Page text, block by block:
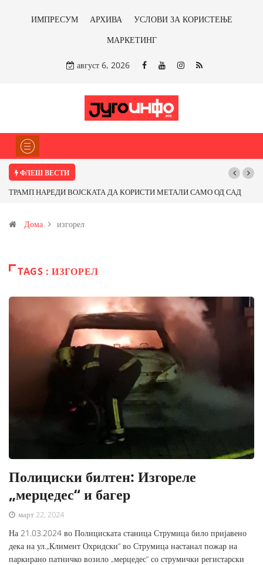
ИМПРЕСУМ АРХИВА
УСЛОВИ ЗА КОРИСТЕЊЕ
МАРКЕТИНГ
август 6, 2026
ФЛЕШ ВЕСТИ
ТРАМП НАРЕДИ ВОЈСКАТА ДА КОРИСТИ МЕТАЛИ САМО ОД САД
Иловица и со антимонот?
Дома изгорел
TAGS : ИЗГОРЕЛ
Полициски билтен: Изгореле
„мерцедес“ и багер
март 22, 2024
На 21.03.2024 во Полициската станица Струмица било пријавено
дека на ул.„Климент Охридски“ во Струмица настанал пожар на
паркирано патничко возило „мерцедес“ со струмички регистарски